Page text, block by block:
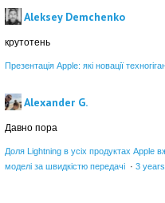
Aleksey Demchenko
крутотень
Презентація Apple: які новації
Alexander G.
Давно пора
Доля Lightning в усіх продуктах Apple
моделі за швидкістю передачі · 3